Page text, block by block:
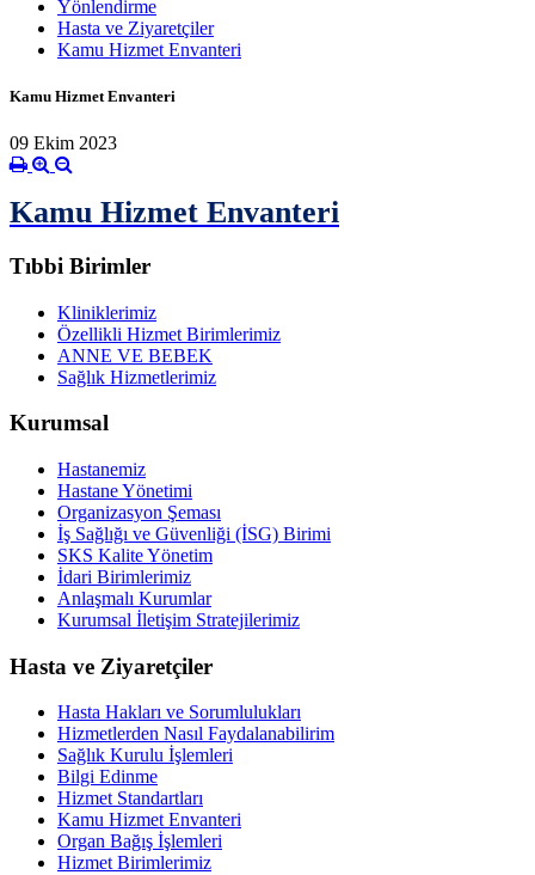
Yönlendirme
Hasta ve Ziyaretçiler
Kamu Hizmet Envanteri
Kamu Hizmet Envanteri
09 Ekim 2023
Kamu Hizmet Envanteri
Tıbbi Birimler
Kliniklerimiz
Özellikli Hizmet Birimlerimiz
ANNE VE BEBEK
Sağlık Hizmetlerimiz
Kurumsal
Hastanemiz
Hastane Yönetimi
Organizasyon Şeması
İş Sağlığı ve Güvenliği (İSG) Birimi
SKS Kalite Yönetim
İdari Birimlerimiz
Anlaşmalı Kurumlar
Kurumsal İletişim Stratejilerimiz
Hasta ve Ziyaretçiler
Hasta Hakları ve Sorumlulukları
Hizmetlerden Nasıl Faydalanabilirim
Sağlık Kurulu İşlemleri
Bilgi Edinme
Hizmet Standartları
Kamu Hizmet Envanteri
Organ Bağış İşlemleri
Hizmet Birimlerimiz